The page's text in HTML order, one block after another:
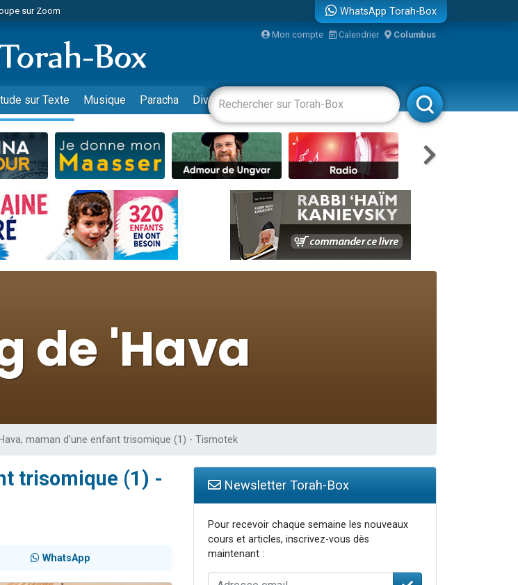
sur Zoom
sur WhatsApp
WhatsApp
pour Reloger Rivka, 6 enfants, victime de violences...
pour 1 Journée de Vacances Pour les Enfants
bénédiction
WhatsApp
sur Zoom
WhatsApp
WhatsApp
pour Sauvez la jambe de Yohan
sur Zoom
WhatsApp Torah-Box
Mon compte Calendrier Columbus
sur Texte Musique Paracha Divertissements Livres Rabbanim
maman d'une enfant trisomique (1) - Tismotek
trisomique (1) -
WhatsApp
Newsletter Torah-Box
Pour recevoir chaque semaine les nouveaux
cours et articles, inscrivez-vous dès
maintenant :